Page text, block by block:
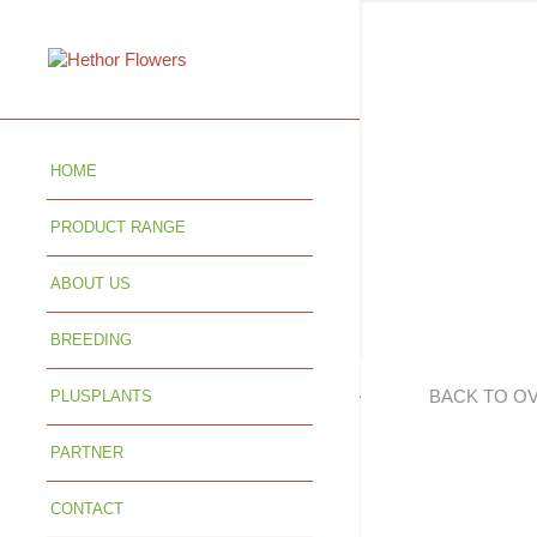
HOME
PRODUCT RANGE
ABOUT US
BREEDING
PLUSPLANTS
PARTNER
CONTACT
BACK TO